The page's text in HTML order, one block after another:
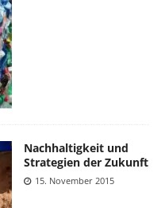
Nachhaltigkeit und
Strategien der Zukunft
15. November 2015